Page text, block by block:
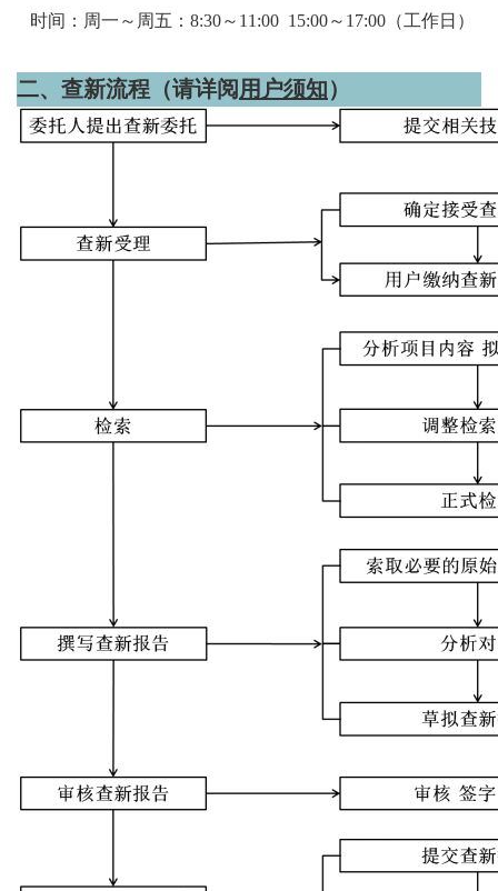
时间：周一～周五： 8:30～ 11:00 15:00～ 17:00 （工作日）
二、 查新流程 （请详阅用户须知）